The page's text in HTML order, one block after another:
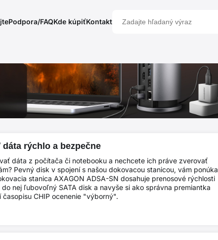
Podpora/FAQKde kúpiťKontakt
rýchlo a bezpečne
dáta z počítača či notebooku a nechcete ich práve zverovať
Pevný disk v spojení s našou dokovacou stanicou, vám ponúka
stanica AXAGON ADSA-SN dosahuje prenosové rýchlosti
nej ľubovoľný SATA disk a navyše si ako správna premiantka
časopisu CHIP ocenenie "výborný".